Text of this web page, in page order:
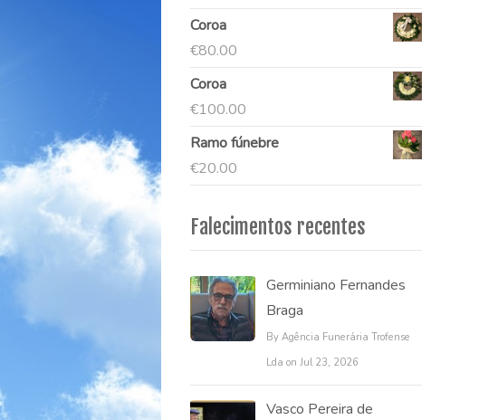
Coroa
€80.00
Coroa
€100.00
Ramo fúnebre
€20.00
Falecimentos recentes
Germiniano Fernandes
Braga
By Agência Funerária Trofense
Lda on Jul 23, 2026
Vasco Pereira de